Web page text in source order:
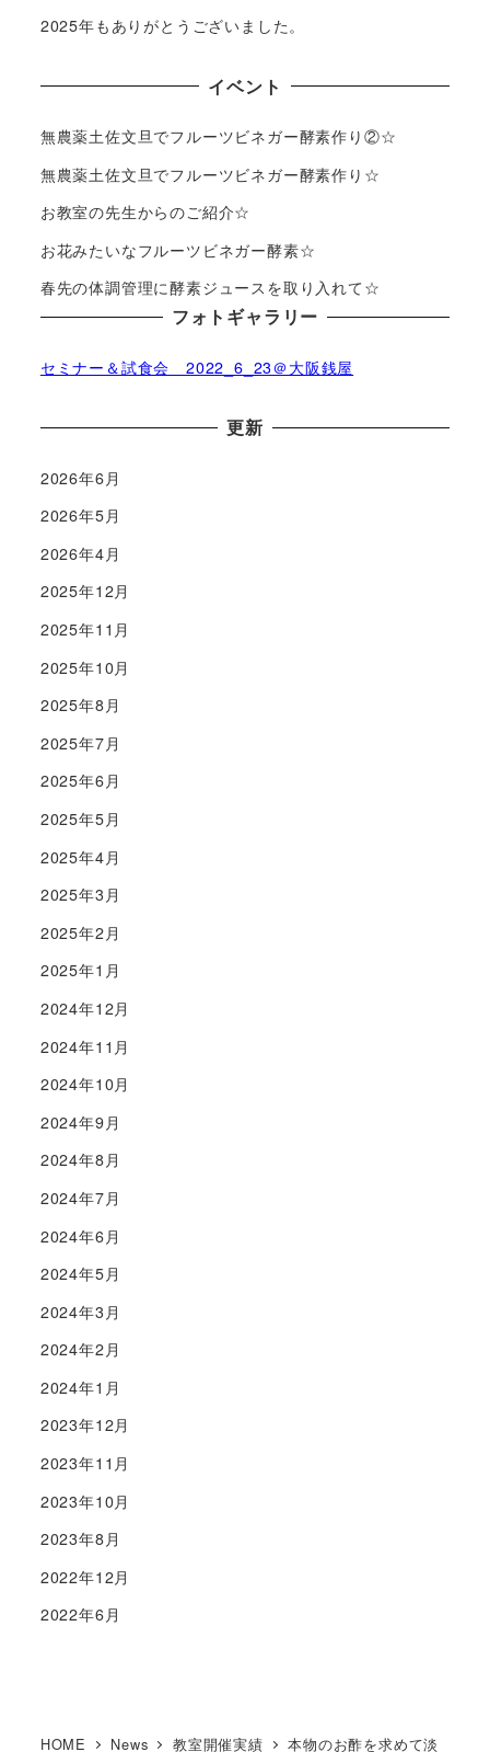
2025年もありがとうございました。
イベント
無農薬土佐文旦でフルーツビネガー酵素作り②☆
無農薬土佐文旦でフルーツビネガー酵素作り☆
お教室の先生からのご紹介☆
お花みたいなフルーツビネガー酵素☆
春先の体調管理に酵素ジュースを取り入れて☆
フォトギャラリー
セミナー＆試食会 2022_6_23＠大阪銭屋
更新
2026年6月
2026年5月
2026年4月
2025年12月
2025年11月
2025年10月
2025年8月
2025年7月
2025年6月
2025年5月
2025年4月
2025年3月
2025年2月
2025年1月
2024年12月
2024年11月
2024年10月
2024年9月
2024年8月
2024年7月
2024年6月
2024年5月
2024年3月
2024年2月
2024年1月
2023年12月
2023年11月
2023年10月
2023年8月
2022年12月
2022年6月
HOME News 教室開催実績 本物のお酢を求めて淡